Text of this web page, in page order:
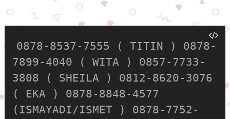
0878-8537-7555 ( TITIN ) 0878-
7899-4040 ( WITA ) 0857-7733-
3808 ( SHEILA ) 0812-8620-3076
( EKA ) 0878-8848-4577
(ISMAYADI/ISMET ) 0878-7752-